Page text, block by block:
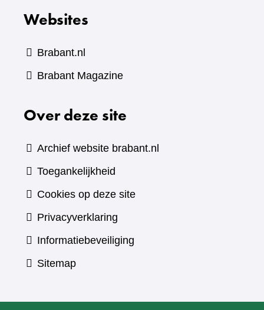
Websites
Brabant.nl
Brabant Magazine(verwijst
een
website)
Over deze site
Archief website brabant.nl
Toegankelijkheid
Cookies op deze site
Privacyverklaring
Informatiebeveiliging
Sitemap